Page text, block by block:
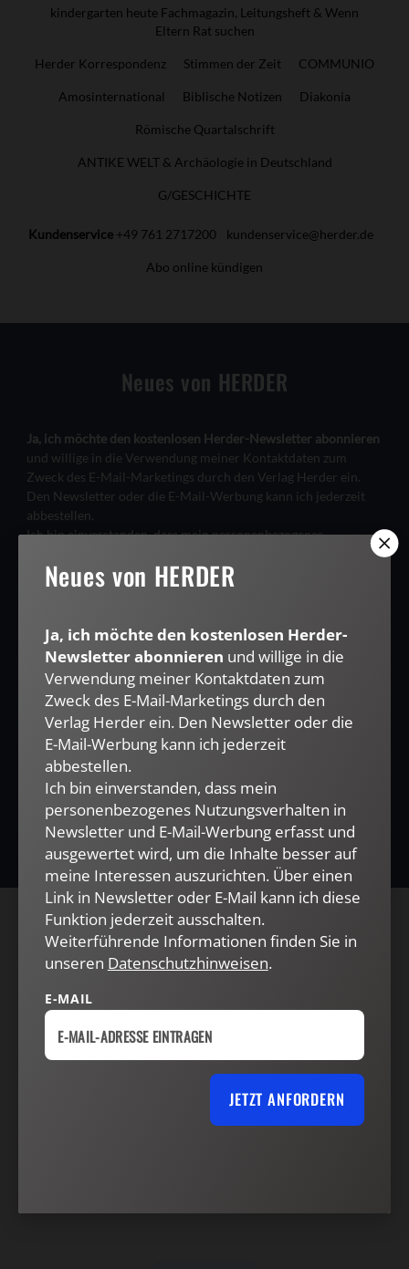
kindergarten heute Fachmagazin, Leitungsheft & Wenn
Eltern Rat suchen
Herder Korrespondenz Stimmen der Zeit COMMUNIO
Amosinternational Biblische Notizen Diakonia
Römische Quartalschrift
ANTIKE WELT & Archäologie in Deutschland
G/GESCHICHTE
Kundenservice +49 761 2717200 kundenservice@herder.de
Abo online kündigen
Neues von HERDER
Ja, ich möchte den kostenlosen Herder-Newsletter abonnieren
und willige in die Verwendung meiner Kontaktdaten zum
Zweck des E-Mail-Marketings durch den Verlag Herder ein.
Den Newsletter oder die E-Mail-Werbung kann ich jederzeit
abbestellen.
Ich bin einverstanden, dass mein personenbezogenes
Nutzungsverhalten in Newsletter und E-Mail-Werbung erfasst
und ausgewertet wird, um die Inhalte besser auf meine
Interessen auszurichten. Über einen Link in Newsletter oder E-
Weiterführende Informationen finden Sie in unseren
Datenschutzhinweisen
E-MAIL
AGB und Widerrufsbelehrung Datenschutz
Barrierefreiheit Impressum
VERTRAG WIDERRUFEN
Neues von HERDER
Ja, ich möchte den kostenlosen Herder-
Newsletter abonnieren und willige in die
Verwendung meiner Kontaktdaten zum
Zweck des E-Mail-Marketings durch den
Verlag Herder ein. Den Newsletter oder die
E-Mail-Werbung kann ich jederzeit
abbestellen.
Ich bin einverstanden, dass mein
personenbezogenes Nutzungsverhalten in
Newsletter und E-Mail-Werbung erfasst und
ausgewertet wird, um die Inhalte besser auf
meine Interessen auszurichten. Über einen
Link in Newsletter oder E-Mail kann ich diese
Funktion jederzeit ausschalten.
Weiterführende Informationen finden Sie in
unseren Datenschutzhinweisen.
E-MAIL
JETZT ANFORDERN